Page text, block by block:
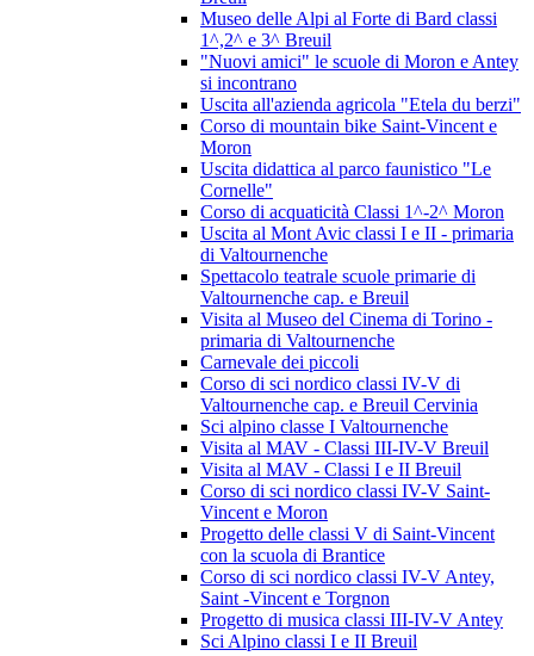
Museo delle Alpi al Forte di Bard classi
1^,2^ e 3^ Breuil
"Nuovi amici" le scuole di Moron e Antey
si incontrano
Uscita all'azienda agricola "Etela du berzi"
Corso di mountain bike Saint-Vincent e
Moron
Uscita didattica al parco faunistico "Le
Cornelle"
Corso di acquaticità Classi 1^-2^ Moron
Uscita al Mont Avic classi I e II - primaria
di Valtournenche
Spettacolo teatrale scuole primarie di
Valtournenche cap. e Breuil
Visita al Museo del Cinema di Torino -
primaria di Valtournenche
Carnevale dei piccoli
Corso di sci nordico classi IV-V di
Valtournenche cap. e Breuil Cervinia
Sci alpino classe I Valtournenche
Visita al MAV - Classi III-IV-V Breuil
Visita al MAV - Classi I e II Breuil
Corso di sci nordico classi IV-V Saint-
Vincent e Moron
Progetto delle classi V di Saint-Vincent
con la scuola di Brantice
Corso di sci nordico classi IV-V Antey,
Saint -Vincent e Torgnon
Progetto di musica classi III-IV-V Antey
Sci Alpino classi I e II Breuil